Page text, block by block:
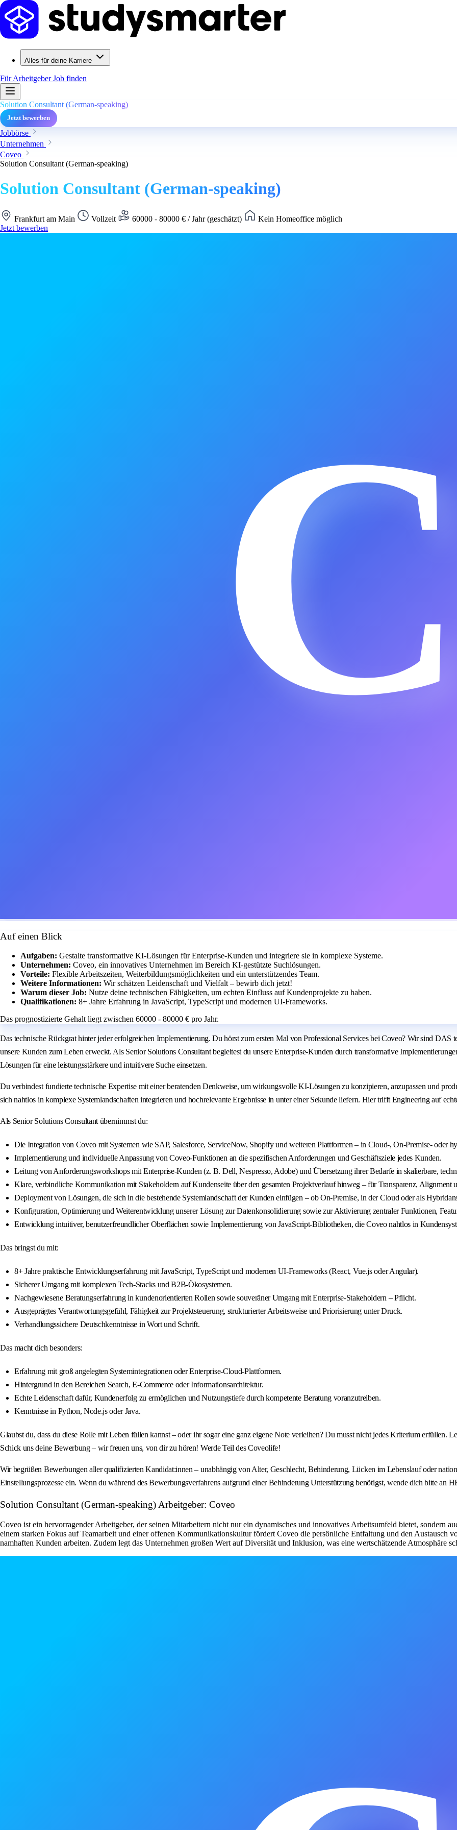
Alles für deine Karriere
Für ArbeitgeberJob finden
Solution Consultant (German-speaking)
Jetzt bewerben
Jobbörse
Unternehmen
Coveo
Solution Consultant (German-speaking)
Solution Consultant (German-speaking)
Frankfurt am Main Vollzeit 60000 - 80000 € / Jahr (geschätzt)
Kein Homeoffice möglich
Jetzt bewerben
Auf einen Blick
Aufgaben: Gestalte transformative KI-Lösungen für Enterprise-Kunden und integriere sie in komplexe Systeme.
Unternehmen: Coveo, ein innovatives Unternehmen im Bereich KI-gestützte Suchlösungen.
Vorteile: Flexible Arbeitszeiten, Weiterbildungsmöglichkeiten und ein unterstützendes Team.
Weitere Informationen: Wir schätzen Leidenschaft und Vielfalt – bewirb dich jetzt!
Warum dieser Job: Nutze deine technischen Fähigkeiten, um echten Einfluss auf Kundenprojekte zu haben.
Qualifikationen: 8+ Jahre Erfahrung in JavaScript, TypeScript und modernen UI-Frameworks.
Das prognostizierte Gehalt liegt zwischen 60000 - 80000 € pro Jahr.
Das technische Rückgrat hinter jeder erfolgreichen Implementierung. Du hörst zum ersten Mal von Professional Services bei Coveo? Wir sind DAS
unsere Kunden zum Leben erweckt. Als Senior Solutions Consultant begleitest du unsere Enterprise-Kunden durch transformative
Lösungen für eine leistungsstärkere und intuitivere Suche einsetzen.
Du verbindest fundierte technische Expertise mit einer beratenden Denkweise, um wirkungsvolle KI-Lösungen zu konzipieren, anzupassen und
sich nahtlos in komplexe Systemlandschaften integrieren und hochrelevante Ergebnisse in unter einer Sekunde liefern. Hier trifft Engineering auf
Als Senior Solutions Consultant übernimmst du:
Die Integration von Coveo mit Systemen wie SAP, Salesforce, ServiceNow, Shopify und weiteren Plattformen – in Cloud-, On-Premise- oder
Implementierung und individuelle Anpassung von Coveo-Funktionen an die spezifischen Anforderungen und Geschäftsziele jedes Kunden.
Leitung von Anforderungsworkshops mit Enterprise-Kunden (z. B. Dell, Nespresso, Adobe) und Übersetzung ihrer Bedarfe in skalierbare,
Klare, verbindliche Kommunikation mit Stakeholdern auf Kundenseite über den gesamten Projektverlauf hinweg – für Transparenz, Alignment
Deployment von Lösungen, die sich in die bestehende Systemlandschaft der Kunden einfügen – ob On-Premise, in der Cloud oder als
Konfiguration, Optimierung und Weiterentwicklung unserer Lösung zur Datenkonsolidierung sowie zur Aktivierung zentraler Funktionen,
Entwicklung intuitiver, benutzerfreundlicher Oberflächen sowie Implementierung von JavaScript-Bibliotheken, die Coveo nahtlos in
Das bringst du mit:
8+ Jahre praktische Entwicklungserfahrung mit JavaScript, TypeScript und modernen UI-Frameworks (React, Vue.js oder Angular).
Sicherer Umgang mit komplexen Tech-Stacks und B2B-Ökosystemen.
Nachgewiesene Beratungserfahrung in kundenorientierten Rollen sowie souveräner Umgang mit Enterprise-Stakeholdern – Pflicht.
Ausgeprägtes Verantwortungsgefühl, Fähigkeit zur Projektsteuerung, strukturierter Arbeitsweise und Priorisierung unter Druck.
Verhandlungssichere Deutschkenntnisse in Wort und Schrift.
Das macht dich besonders:
Erfahrung mit groß angelegten Systemintegrationen oder Enterprise-Cloud-Plattformen.
Hintergrund in den Bereichen Search, E-Commerce oder Informationsarchitektur.
Echte Leidenschaft dafür, Kundenerfolg zu ermöglichen und Nutzungstiefe durch kompetente Beratung voranzutreiben.
Kenntnisse in Python, Node.js oder Java.
Glaubst du, dass du diese Rolle mit Leben füllen kannst – oder ihr sogar eine ganz eigene Note verleihen? Du musst nicht jedes Kriterium erfüllen.
Schick uns deine Bewerbung – wir freuen uns, von dir zu hören! Werde Teil des Coveolife!
Wir begrüßen Bewerbungen aller qualifizierten Kandidat:innen – unabhängig von Alter, Geschlecht, Behinderung, Lücken im Lebenslauf oder
Einstellungsprozesse ein. Wenn du während des Bewerbungsverfahrens aufgrund einer Behinderung Unterstützung benötigst, wende dich bitte an
Solution Consultant (German-speaking) Arbeitgeber: Coveo
Coveo ist ein hervorragender Arbeitgeber, der seinen Mitarbeitern nicht nur ein dynamisches und innovatives Arbeitsumfeld bietet, sondern
einem starken Fokus auf Teamarbeit und einer offenen Kommunikationskultur fördert Coveo die persönliche Entfaltung und den Austausch
namhaften Kunden arbeiten. Zudem legt das Unternehmen großen Wert auf Diversität und Inklusion, was eine wertschätzende Atmosphäre